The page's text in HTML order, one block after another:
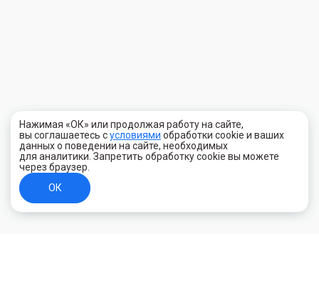
Нажимая «ОК» или продолжая работу на сайте,
вы соглашаетесь сусловиями обработки cookie и ваших
данных о поведении на сайте, необходимых
для аналитики. Запретить обработку cookie вы можете
через браузер.
ОК